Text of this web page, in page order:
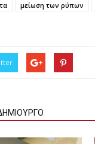
μείωση των ρύπων